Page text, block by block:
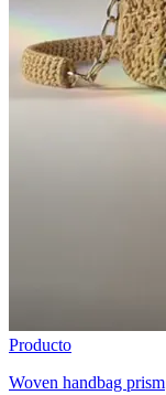
Producto
Woven handbag prism